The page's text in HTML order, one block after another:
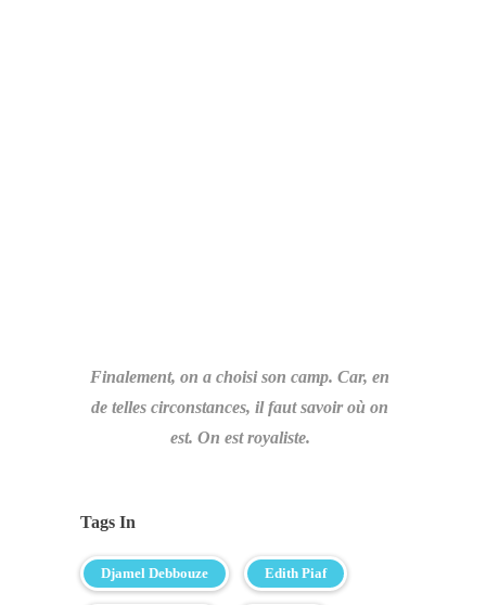
Finalement, on a choisi son camp. Car, en
de telles circonstances, il faut savoir où on
est. On est royaliste.
Tags In
Djamel Debbouze Edith Piaf